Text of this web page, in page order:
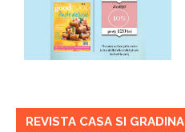
REVISTA CASA SI GRADINA